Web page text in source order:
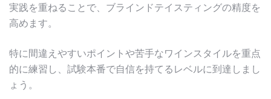
実践を重ねることで、ブラインドテイスティングの精度を
高めます。
特に間違えやすいポイントや苦手なワインスタイルを重点
的に練習し、試験本番で自信を持てるレベルに到達しまし
ょう。